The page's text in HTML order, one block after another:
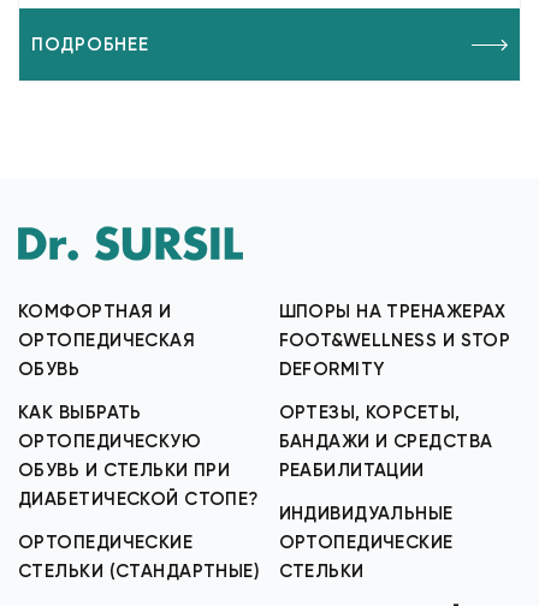
ПОДРОБНЕЕ
КОМФОРТНАЯ И
ОРТОПЕДИЧЕСКАЯ
ОБУВЬ
КАК ВЫБРАТЬ
ОРТОПЕДИЧЕСКУЮ
ОБУВЬ И СТЕЛЬКИ ПРИ
ДИАБЕТИЧЕСКОЙ СТОПЕ?
ОРТОПЕДИЧЕСКИЕ
СТЕЛЬКИ (СТАНДАРТНЫЕ)
ШПОРЫ НА ТРЕНАЖЕРАХ
FOOT&WELLNESS И STOP
DEFORMITY
ОРТЕЗЫ, КОРСЕТЫ,
БАНДАЖИ И СРЕДСТВА
РЕАБИЛИТАЦИИ
ИНДИВИДУАЛЬНЫЕ
ОРТОПЕДИЧЕСКИЕ
СТЕЛЬКИ